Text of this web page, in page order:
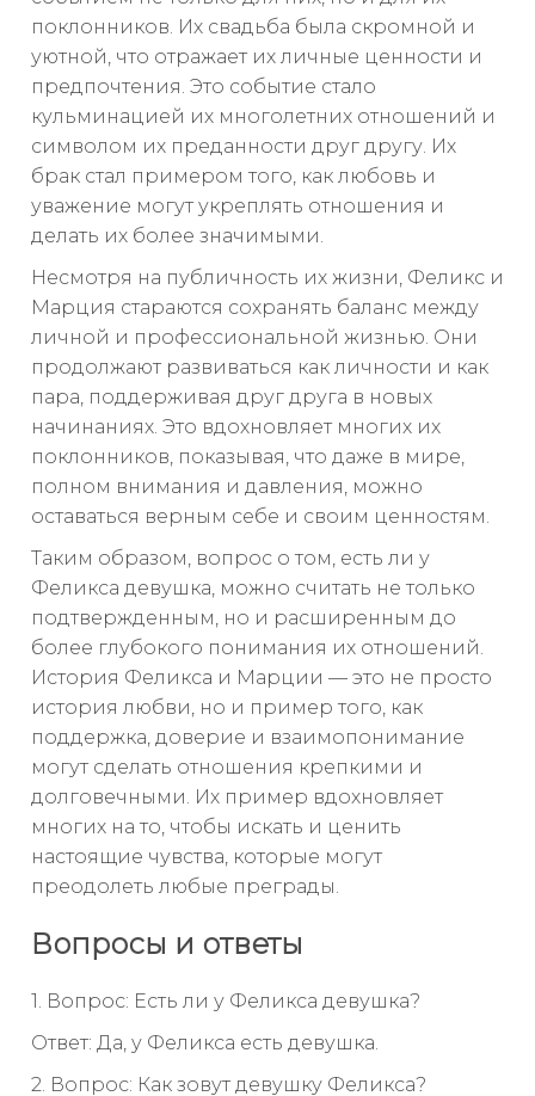
поклонников. Их свадьба была скромной и
уютной, что отражает их личные ценности и
предпочтения. Это событие стало
кульминацией их многолетних отношений и
символом их преданности друг другу. Их
брак стал примером того, как любовь и
уважение могут укреплять отношения и
делать их более значимыми.
Несмотря на публичность их жизни, Феликс и
Марция стараются сохранять баланс между
личной и профессиональной жизнью. Они
продолжают развиваться как личности и как
пара, поддерживая друг друга в новых
начинаниях. Это вдохновляет многих их
поклонников, показывая, что даже в мире,
полном внимания и давления, можно
оставаться верным себе и своим ценностям.
Таким образом, вопрос о том, есть ли у
Феликса девушка, можно считать не только
подтвержденным, но и расширенным до
более глубокого понимания их отношений.
История Феликса и Марции — это не просто
история любви, но и пример того, как
поддержка, доверие и взаимопонимание
могут сделать отношения крепкими и
долговечными. Их пример вдохновляет
многих на то, чтобы искать и ценить
настоящие чувства, которые могут
преодолеть любые преграды.
Вопросы и ответы
1. Вопрос: Есть ли у Феликса девушка?
Ответ: Да, у Феликса есть девушка.
2. Вопрос: Как зовут девушку Феликса?